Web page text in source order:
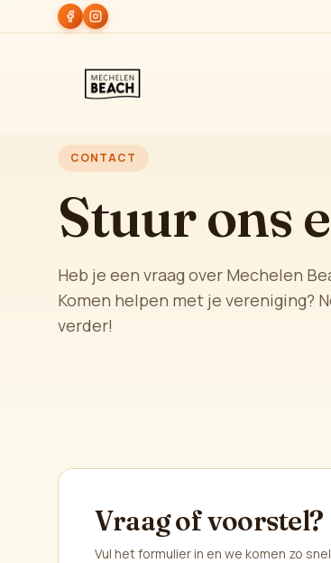
CONTACT
Stuur ons
Heb je een vraag over Mechelen
Komen helpen met je vereniging?
verder!
Vraag of voorstel?
Vul het formulier in en we komen zo